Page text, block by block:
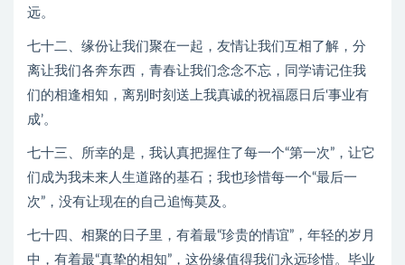
远。
七十二、缘份让我们聚在一起，友情让我们互相了解，分
离让我们各奔东西，青春让我们念念不忘，同学请记住我
们的相逢相知，离别时刻送上我真诚的祝福愿日后‘事业有
成’。
七十三、所幸的是，我认真把握住了每一个“第一次”，让它
们成为我未来人生道路的基石；我也珍惜每一个“最后一
次”，没有让现在的自己追悔莫及。
七十四、相聚的日子里，有着最“珍贵的情谊”，年轻的岁月
中，有着最“真挚的相知”，这份缘值得我们永远珍惜。毕业